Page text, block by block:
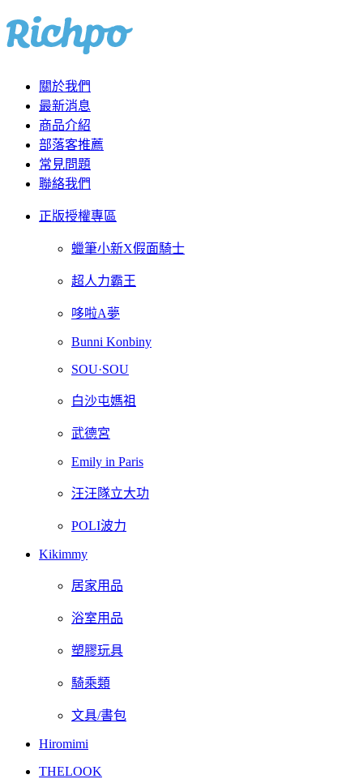
關於我們
最新消息
商品介紹
部落客推薦
常見問題
聯絡我們
正版授權專區
蠟筆小新X假面騎士
超人力霸王
哆啦A夢
Bunni Konbiny
SOU·SOU
白沙屯媽祖
武德宮
Emily in Paris
汪汪隊立大功
POLI波力
Kikimmy
居家用品
浴室用品
塑膠玩具
騎乘類
文具/書包
Hiromimi
THELOOK